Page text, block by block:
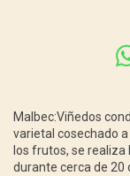
Malbec:Viñedos
varietal cosechado
los frutos, se
durante cerca de 20